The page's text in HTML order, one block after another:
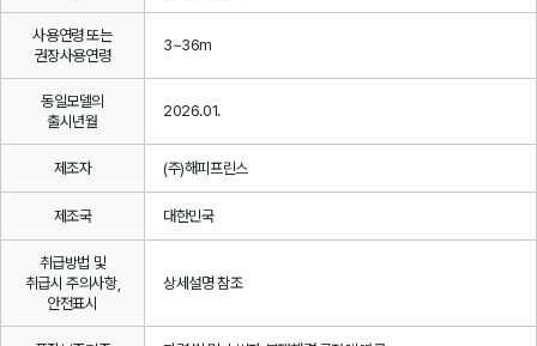
사용연령 또는
권장사용연령
3~36m
동일모델의
출시년월
2026.01.
제조자 (주)해피프린스
제조국 대한민국
취급방법 및
취급시 주의사항,
안전표시
상세설명 참조